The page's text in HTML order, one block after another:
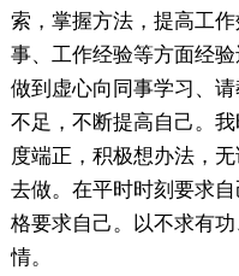
索，掌握方法，提高工
事、工作经验等方面经
做到虚心向同事学习、
不足，不断提高自己。
度端正，积极想办法，
去做。在平时时刻要求
格要求自己。以不求有
情。